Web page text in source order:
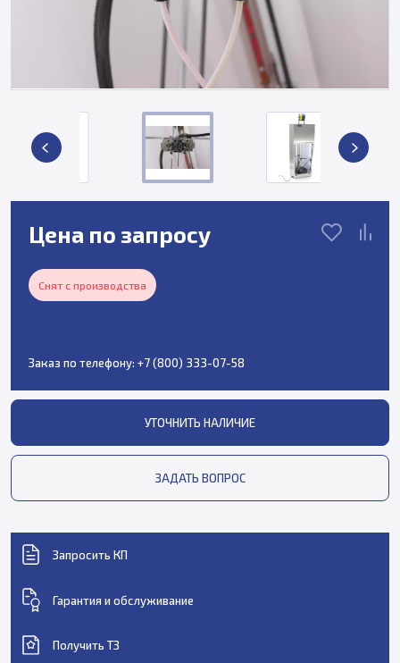
Цена по запросу
Снят с производства
Заказ по телефону: +7 (800) 333-07-58
УТОЧНИТЬ НАЛИЧИЕ
ЗАДАТЬ ВОПРОС
Запросить КП
Гарантия и обслуживание
Получить ТЗ